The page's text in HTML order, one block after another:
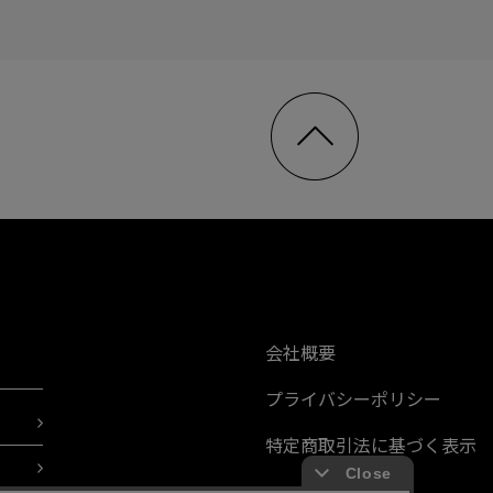
会社概要
プライバシーポリシー
特定商取引法に基づく表示